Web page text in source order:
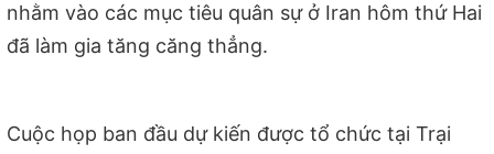
nhằm vào các mục tiêu quân sự ở Iran hôm thứ Hai
đã làm gia tăng căng thẳng.
Cuộc họp ban đầu dự kiến được tổ chức tại Trại